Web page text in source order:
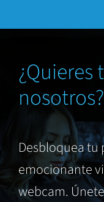
¿Quieres
nosotros?
Desbloquea
emocionante
webcam.